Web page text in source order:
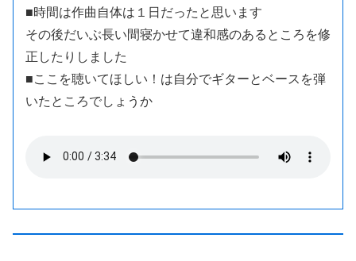
■時間は作曲自体は１日だったと思います
その後だいぶ長い間寝かせて違和感のあるところを修
正したりしました
■ここを聴いてほしい！は自分でギターとベースを弾
いたところでしょうか